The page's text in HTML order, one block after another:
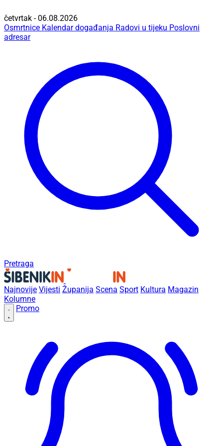
četvrtak - 06.08.2026
Osmrtnice Kalendar događanja Radovi u tijeku Poslovni
adresar
Pretraga
Najnovije Vijesti Županija Scena Sport Kultura Magazin
Kolumne
Promo